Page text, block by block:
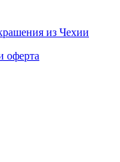
из Чехии
оферта